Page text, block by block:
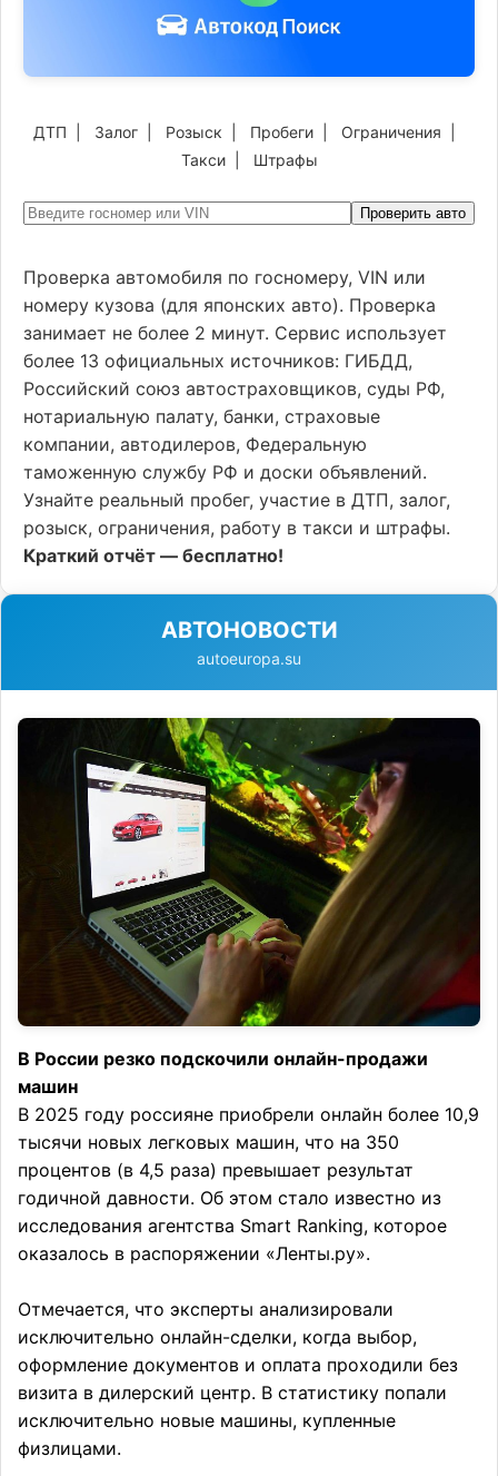
ДТП Залог Розыск Пробеги Ограничения
Такси| Штрафы
Проверить авто
Проверка автомобиля по госномеру, VIN или
номеру кузова (для японских авто). Проверка
занимает не более 2 минут. Сервис использует
более 13 официальных источников: ГИБДД,
Российский союз автостраховщиков, суды РФ,
нотариальную палату, банки, страховые
компании, автодилеров, Федеральную
таможенную службу РФ и доски объявлений.
Узнайте реальный пробег, участие в ДТП, залог,
розыск, ограничения, работу в такси и штрафы.
Краткий отчёт — бесплатно!
АВТОНОВОСТИ
autoeuropa.su
В России резко подскочили онлайн-продажи
машин
В 2025 году россияне приобрели онлайн более 10,9
тысячи новых легковых машин, что на 350
процентов (в 4,5 раза) превышает результат
годичной давности. Об этом стало известно из
исследования агентства Smart Ranking, которое
оказалось в распоряжении «Ленты.ру».
Отмечается, что эксперты анализировали
исключительно онлайн-сделки, когда выбор,
оформление документов и оплата проходили без
визита в дилерский центр. В статистику попали
исключительно новые машины, купленные
физлицами.